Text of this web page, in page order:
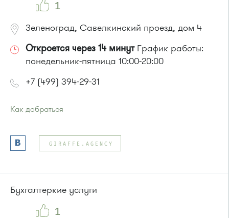
1
Зеленоград, Савелкинский проезд, дом 4
Откроется через 14 минутГрафик работы:
понедельник-пятница 10:00-20:00
+7 (499) 394-29-31
Как добраться
Автобусы № 2, 3, 9, 11, 19, 31, 32.
Маршрутка № 409м, 419м
Автобусы № 1, 3, 8, 11, 19, 29, 32, 400, 400э.
GIRAFFE.AGENCY
Бухгалтеркие услуги
1